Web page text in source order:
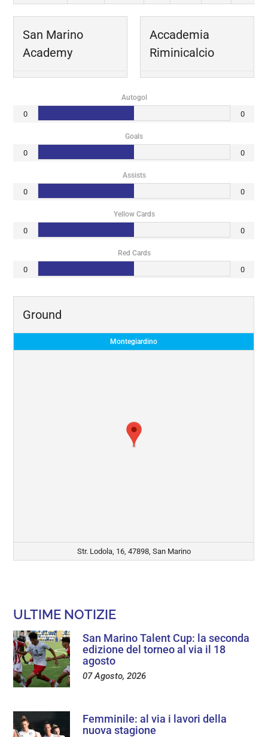
San Marino
Academy
Accademia
Riminicalcio
Autogol
0 0
Goals
0 0
Assists
0 0
Yellow Cards
0 0
Red Cards
0 0
Ground
Montegiardino
Str. Lodola, 16, 47898, San Marino
ULTIME NOTIZIE
San Marino Talent Cup: la seconda
edizione del torneo al via il 18
agosto
07 Agosto, 2026
Femminile: al via i lavori della
nuova stagione